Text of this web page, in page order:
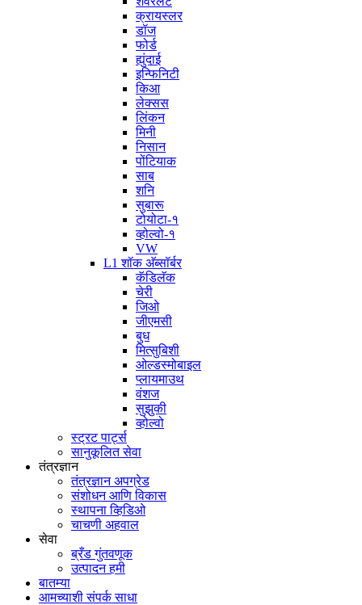
क्रायस्लर
डॉज
फोर्ड
ह्युंदाई
इन्फिनिटी
किआ
लेक्सस
लिंकन
मिनी
निसान
पोंटियाक
साब
शनि
सुबारू
टोयोटा-१
व्होल्वो-१
VW
L1 शॉक अ‍ॅब्सॉर्बर
कॅडिलॅक
चेरी
जिओ
जीएमसी
बुध
मित्सुबिशी
ओल्डस्मोबाइल
प्लायमाउथ
वंशज
सुझुकी
व्होल्वो
स्ट्रट पार्ट्स
सानुकूलित सेवा
तंत्रज्ञान
तंत्रज्ञान अपग्रेड
संशोधन आणि विकास
स्थापना व्हिडिओ
चाचणी अहवाल
सेवा
ब्रँड गुंतवणूक
उत्पादन हमी
बातम्या
आमच्याशी संपर्क साधा